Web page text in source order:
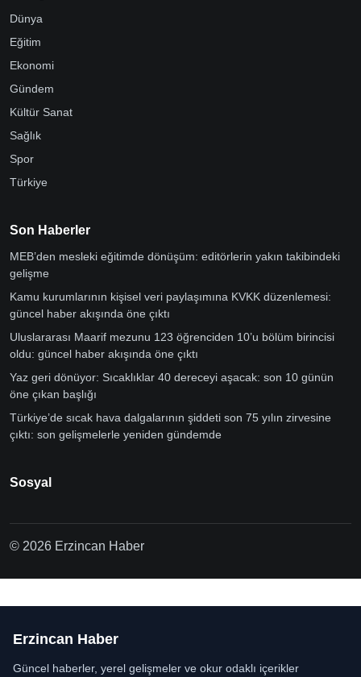
Dünya
Eğitim
Ekonomi
Gündem
Kültür Sanat
Sağlık
Spor
Türkiye
Son Haberler
MEB’den mesleki eğitimde dönüşüm: editörlerin yakın takibindeki
gelişme
Kamu kurumlarının kişisel veri paylaşımına KVKK düzenlemesi:
güncel haber akışında öne çıktı
Uluslararası Maarif mezunu 123 öğrenciden 10’u bölüm birincisi
oldu: güncel haber akışında öne çıktı
Yaz geri dönüyor: Sıcaklıklar 40 dereceyi aşacak: son 10 günün
öne çıkan başlığı
Türkiye’de sıcak hava dalgalarının şiddeti son 75 yılın zirvesine
çıktı: son gelişmelerle yeniden gündemde
Sosyal
© 2026 Erzincan Haber
Erzincan Haber
Güncel haberler, yerel gelişmeler ve okur odaklı içerikler